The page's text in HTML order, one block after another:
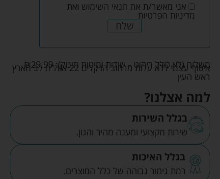
אני מאשר/ת את תנאי השימוש ואת
מדיניות הפרטיות
שלח
משלוח (לא כולל ריהוט - שידות ומיטות תינוק): ₪29.99
איסוף עצמי ללא עלות מרחוב הדקלים 22 אזה"ת לב הארץ
ראש העין
למה אצלנו?
בגלל השירות
שירות מקצועי ומענה מהיר והגון.
בגלל האיכות
רמת גימור גבוהה של כלל המוצרים.